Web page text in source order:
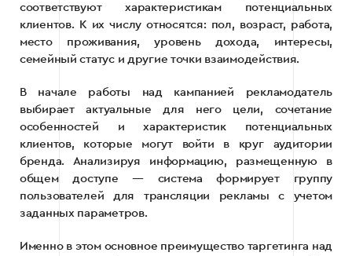
соответствуют характеристикам потенциальных
клиентов. К их числу относятся: пол, возраст, работа,
место проживания, уровень дохода, интересы,
семейный статус и другие точки взаимодействия.
В начале работы над кампанией рекламодатель
выбирает актуальные для него цели, сочетание
особенностей и характеристик потенциальных
клиентов, которые могут войти в круг аудитории
бренда. Анализируя информацию, размещенную в
общем доступе — система формирует группу
пользователей для трансляции рекламы с учетом
заданных параметров.
Именно в этом основное преимущество таргетинга над